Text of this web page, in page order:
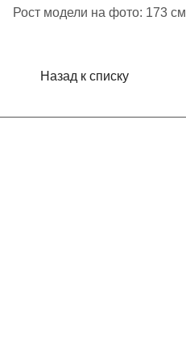
Рост модели на фото: 173 см
Назад к списку